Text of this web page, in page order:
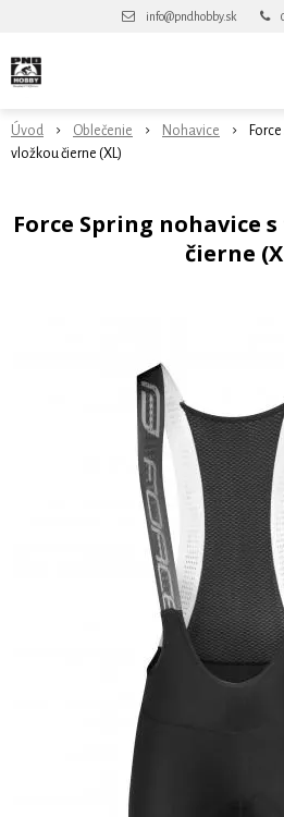
info@pndhobby.sk
Úvod Oblečenie Nohavice
vložkou čierne (XL)
Force Spring nohavice
čierne